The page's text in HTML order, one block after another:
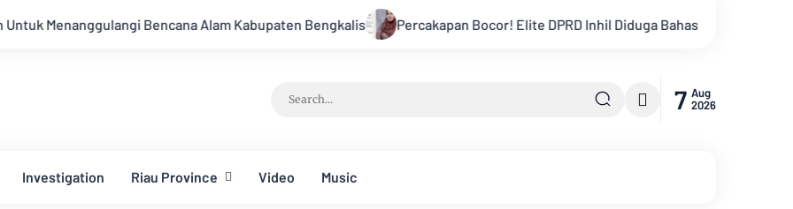
Bencana Alam Kabupaten Bengkalis Percakapan Bocor! Elite DPRD Inhil Diduga Bahas “Bayar Media” untuk Dukung
7 Aug
2026
Investigation Riau Province Video Music